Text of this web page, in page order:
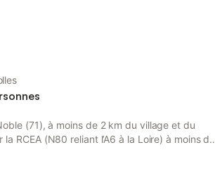
(71), à moins de 2 km du village et du
RCEA (N80 reliant l’A6 à la Loire) à moins de
à 20 min, nous sommes situés dans le